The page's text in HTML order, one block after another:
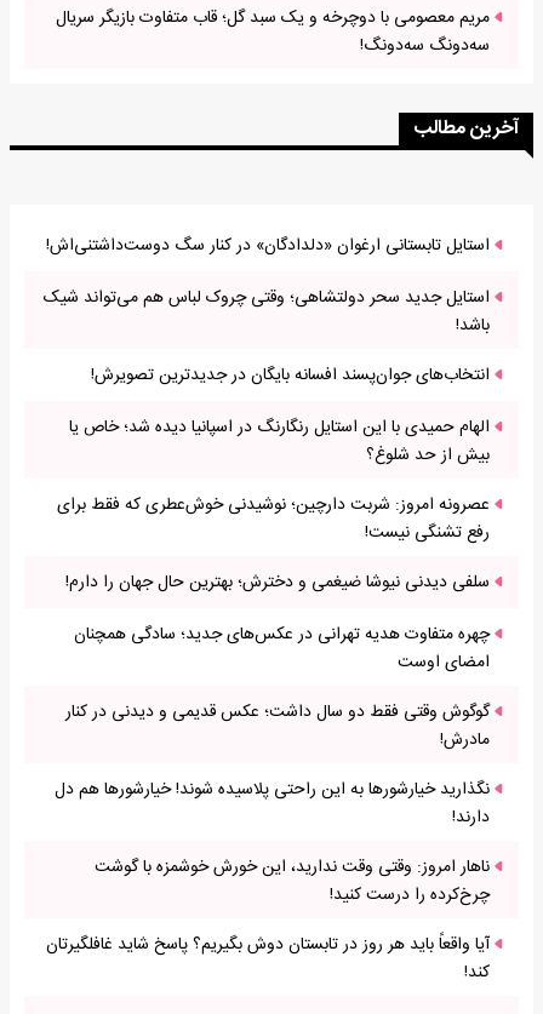
مریم معصومی با دوچرخه و یک سبد گل؛ قاب متفاوت بازیگر سریال
سه‌دونگ سه‌دونگ!
آخرین مطالب
استایل تابستانی ارغوان «دلدادگان» در کنار سگ دوست‌داشتنی‌اش!
استایل جدید سحر دولتشاهی؛ وقتی چروک لباس هم می‌تواند شیک
باشد!
انتخاب‌های جوان‌پسند افسانه بایگان در جدیدترین تصویرش!
الهام حمیدی با این استایل رنگارنگ در اسپانیا دیده شد؛ خاص یا
بیش از حد شلوغ؟
عصرونه امروز: شربت دارچین؛ نوشیدنی خوش‌عطری که فقط برای
رفع تشنگی نیست!
سلفی دیدنی نیوشا ضیغمی و دخترش؛ بهترین حال جهان را دارم!
چهره متفاوت هدیه تهرانی در عکس‌های جدید؛ سادگی همچنان
امضای اوست
گوگوش وقتی فقط دو سال داشت؛ عکس قدیمی و دیدنی در کنار
مادرش!
نگذارید خیارشورها به این راحتی پلاسیده شوند! خیارشورها هم دل
دارند!
ناهار امروز: وقتی وقت ندارید، این خورش خوشمزه با گوشت
چرخ‌کرده را درست کنید!
آیا واقعاً باید هر روز در تابستان دوش بگیریم؟ پاسخ شاید غافلگیرتان
کند!